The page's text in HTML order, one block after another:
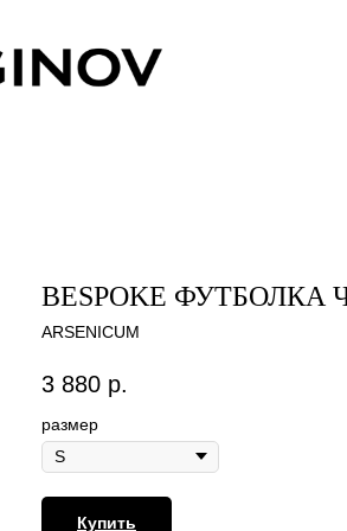
BESPOKE
ARSENICUM
3 880 р.
размер
Купить